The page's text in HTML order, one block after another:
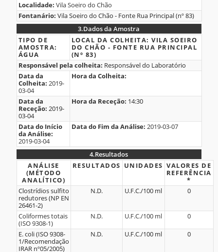
do
Fontanário
Localidade: Vila Soeiro do Chão
Fontanário: Vila Soeiro do Chão - Fonte Rua Principal (nº 83)
3.Dados da Amostra
3.Dados
da
Amostra
TIPO DE
AMOSTRA:
ÁGUA
LOCAL DA COLHEITA:VILA SOEIRO
DO CHÃO - FONTE RUA PRINCIPAL
(Nº 83)
Responsável pela colheita: Responsável do Laboratório
Data da
Colheita: 2019-
03-04
Hora da Colheita:
Data da
Receção: 2019-
03-04
Hora da Receção: 14:30
Data do Início
da Análise:
2019-03-04
Data do Fim da Análise: 2019-03-07
4.Resultados
4.Resultados
ANÁLISE
(MÉTODO
ANALÍTICO)
RESULTADOS UNIDADES VALORES DE
REFERÊNCIA
*
Clostrídios sulfito
redutores (NP EN
26461-2)
N.D. U.F.C./100 ml 0
Coliformes totais
(ISO 9308-1)
N.D. U.F.C./100 ml 0
E. coli (ISO 9308-
1/Recomendação
IRAR nº05/2005)
N.D. U.F.C./100 ml 0